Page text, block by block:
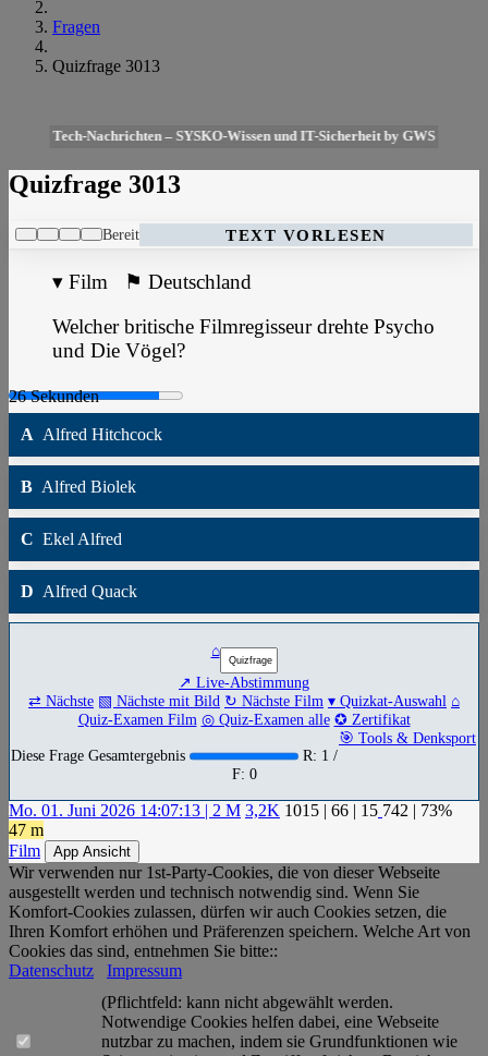
Fragen
Quizfrage 3013
Tech-Nachrichten – SYSKO-Wissen und IT-Sicherheit by GWS
Quizfrage 3013
Bereit TEXT VORLESEN
▾ Film ⚑ Deutschland
Welcher britische Filmregisseur drehte Psycho
und Die Vögel?
A Alfred Hitchcock
B Alfred Biolek
C Ekel Alfred
D Alfred Quack
⌂
↗ Live-Abstimmung
⇄ Nächste ▧ Nächste mit Bild ↻ Nächste Film ▾ Quizkat-Auswahl ⌂
Quiz-Examen Film ◎ Quiz-Examen alle ✪ Zertifikat
🎯 Tools & Denksport
Diese Frage Gesamtergebnis
R: 1 /
F: 0
Mo. 01. Juni 2026 14:07:13 | 2 M 3,2K 1015 | 66 | 15 742 | 73%
47 m
Film
App Ansicht
Wir verwenden nur 1st-Party-Cookies, die von dieser Webseite
ausgestellt werden und technisch notwendig sind. Wenn Sie
Komfort-Cookies zulassen, dürfen wir auch Cookies setzen, die
Ihren Komfort erhöhen und Präferenzen speichern. Welche Art von
Cookies das sind, entnehmen Sie bitte::
Datenschutz
Impressum
(Pflichtfeld: kann nicht abgewählt werden.
Notwendige Cookies helfen dabei, eine Webseite
nutzbar zu machen, indem sie Grundfunktionen wie